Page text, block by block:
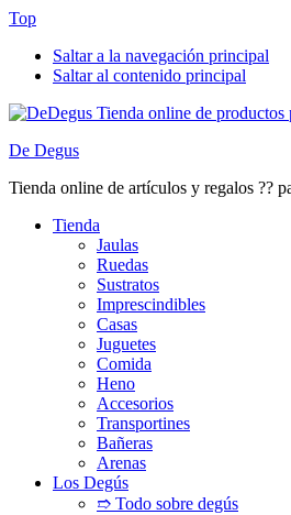
Top
Saltar a la navegación principal
Saltar al contenido principal
De Degus
Tienda online de artículos y regalos ??
Tienda
Jaulas
Ruedas
Sustratos
Imprescindibles
Casas
Juguetes
Comida
Heno
Accesorios
Transportines
Bañeras
Arenas
Los Degús
➱ Todo sobre degús